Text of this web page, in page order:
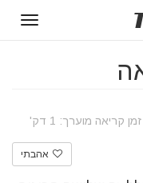
זמן קריאה מוערך: 1 דק'
אהבתי